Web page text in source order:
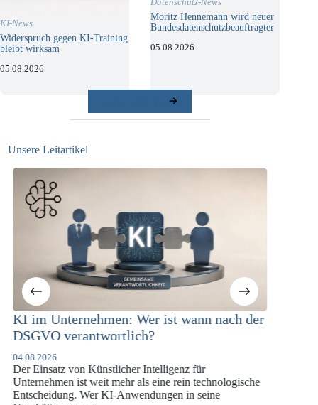
KI-News
Widerspruch gegen KI-Training
bleibt wirksam
05.08.2026
Moritz Hennemann wird neuer
Bundesdatenschutzbeauftragter
05.08.2026
Unsere Leitartikel
Wer ist wann nach der
Intelligenz für
als eine rein technologische
Anwendungen in seine
KI-Compliance in der
07.07.2026
Die europäische
vergangenen Jahren eine